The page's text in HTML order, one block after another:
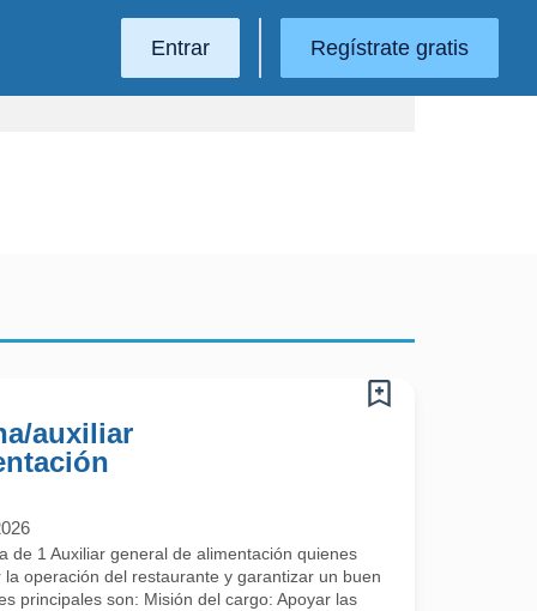
Entrar Regístrate gratis
auxiliar
de 1 Auxiliar general de alimentación quienes
operación del restaurante y garantizar un buen
principales son: Misión del cargo: Apoyar las